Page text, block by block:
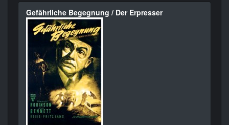
Gefährliche Begegnung / Der Erpresser